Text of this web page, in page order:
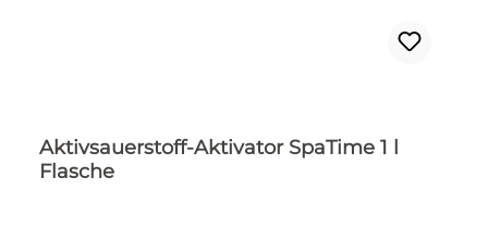
Aktivsauerstoff-Aktivator SpaTime 1 l
Flasche